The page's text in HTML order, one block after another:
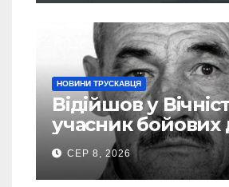
НОВИНИ ТРУСКАВЦЯ
Відійшов у
учасник бойових
Василь
Станилі
СЕР 8, 2026